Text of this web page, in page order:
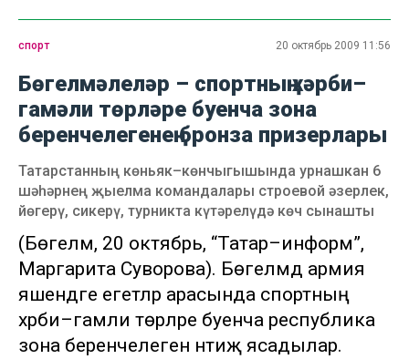
спорт 20 октябрь 2009 11:56
Бөгелмәлеләр – спортның хәрби–
гамәли төрләре буенча зона
беренчелегенең бронза призерлары
Татарстанның көньяк–көнчыгышында урнашкан 6
шәһәрнең җыелма командалары строевой әзерлек,
йөгерү, сикерү, турникта күтәрелүдә көч сынашты
(Бөгелмә, 20 октябрь, “Татар–информ”,
Маргарита Суворова). Бөгелмәдә армия
яшендәге егетләр арасында спортның
хәрби–гамәли төрләре буенча республика
зона беренчелегенә нәтиҗә ясадылар.